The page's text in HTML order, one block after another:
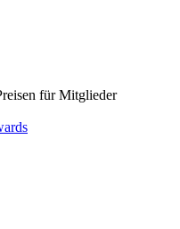
für Mitglieder